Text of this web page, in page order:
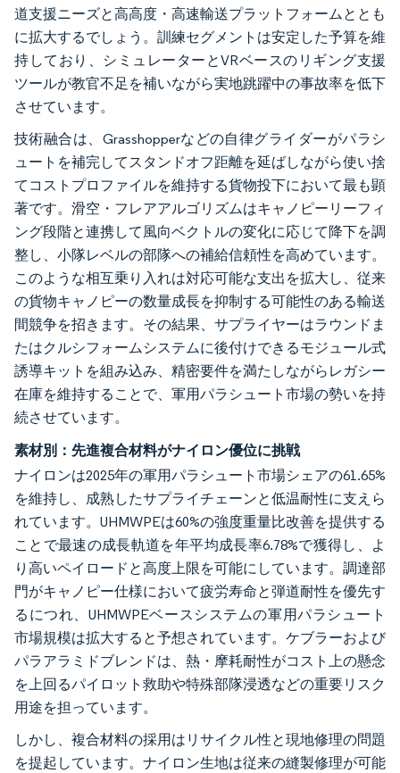
道支援ニーズと高高度・高速輸送プラットフォームととも
に拡大するでしょう。訓練セグメントは安定した予算を維
持しており、シミュレーターとVRベースのリギング支援
ツールが教官不足を補いながら実地跳躍中の事故率を低下
させています。
技術融合は、Grasshopperなどの自律グライダーがパラシ
ュートを補完してスタンドオフ距離を延ばしながら使い捨
てコストプロファイルを維持する貨物投下において最も顕
著です。滑空・フレアアルゴリズムはキャノピーリーフィ
ング段階と連携して風向ベクトルの変化に応じて降下を調
整し、小隊レベルの部隊への補給信頼性を高めています。
このような相互乗り入れは対応可能な支出を拡大し、従来
の貨物キャノピーの数量成長を抑制する可能性のある輸送
間競争を招きます。その結果、サプライヤーはラウンドま
たはクルシフォームシステムに後付けできるモジュール式
誘導キットを組み込み、精密要件を満たしながらレガシー
在庫を維持することで、軍用パラシュート市場の勢いを持
続させています。
素材別：先進複合材料がナイロン優位に挑戦
ナイロンは2025年の軍用パラシュート市場シェアの61.65%
を維持し、成熟したサプライチェーンと低温耐性に支えら
れています。UHMWPEは60%の強度重量比改善を提供する
ことで最速の成長軌道を年平均成長率6.78%で獲得し、よ
り高いペイロードと高度上限を可能にしています。調達部
門がキャノピー仕様において疲労寿命と弾道耐性を優先す
るにつれ、UHMWPEベースシステムの軍用パラシュート
市場規模は拡大すると予想されています。ケブラーおよび
パラアラミドブレンドは、熱・摩耗耐性がコスト上の懸念
を上回るパイロット救助や特殊部隊浸透などの重要リスク
用途を担っています。
しかし、複合材料の採用はリサイクル性と現地修理の問題
を提起しています。ナイロン生地は従来の縫製修理が可能